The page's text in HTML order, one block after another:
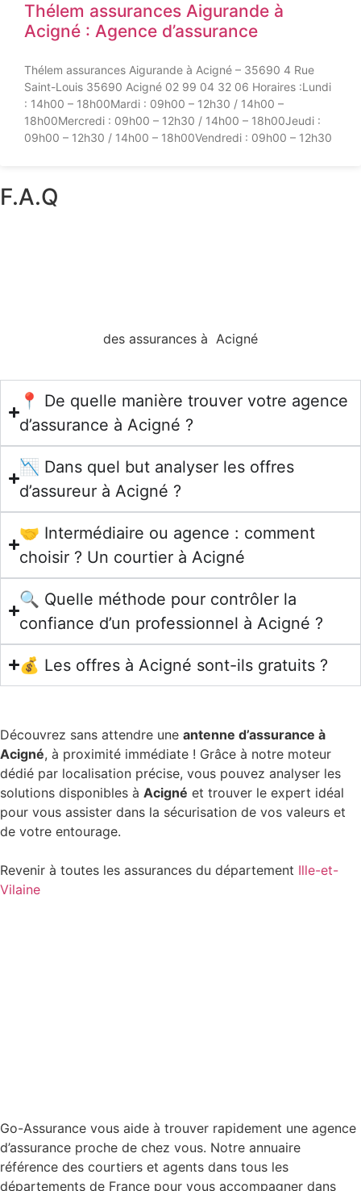
Thélem assurances Aigurande à
Acigné : Agence d’assurance
Thélem assurances Aigurande à Acigné – 35690 4 Rue
Saint-Louis 35690 Acigné 02 99 04 32 06 Horaires :Lundi
: 14h00 – 18h00Mardi : 09h00 – 12h30 / 14h00 –
18h00Mercredi : 09h00 – 12h30 / 14h00 – 18h00Jeudi :
09h00 – 12h30 / 14h00 – 18h00Vendredi : 09h00 – 12h30
F.A.Q
des assurances à Acigné
📍 De quelle manière trouver votre agence
d’assurance à Acigné ?
📉 Dans quel but analyser les offres
d’assureur à Acigné ?
🤝 Intermédiaire ou agence : comment
choisir ? Un courtier à Acigné
🔍 Quelle méthode pour contrôler la
confiance d’un professionnel à Acigné ?
💰 Les offres à Acigné sont-ils gratuits ?
Découvrez sans attendre une antenne d’assurance à
Acigné, à proximité immédiate ! Grâce à notre moteur
dédié par localisation précise, vous pouvez analyser les
solutions disponibles à Acigné et trouver le expert idéal
pour vous assister dans la sécurisation de vos valeurs et
de votre entourage.
Revenir à toutes les assurances du département Ille-et-
Vilaine
Go-Assurance vous aide à trouver rapidement une agence
d’assurance proche de chez vous. Notre annuaire
référence des courtiers et agents dans tous les
départements de France pour vous accompagner dans